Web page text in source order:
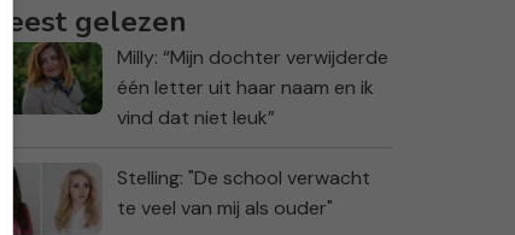
Meest gelezen
Milly: “Mijn dochter verwijderde
één letter uit haar naam en ik
vind dat niet leuk”
Stelling: "De school verwacht
te veel van mij als ouder"